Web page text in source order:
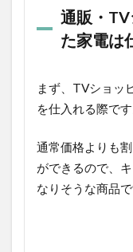
通販・
た家電は
まず、TVショッ
を仕入れる際です
通常価格よりも
ができるので、
なりそうな商品で